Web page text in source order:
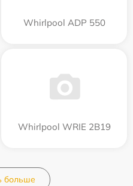
Whirlpool ADP 550
Whirlpool WRIE 2B19
больше